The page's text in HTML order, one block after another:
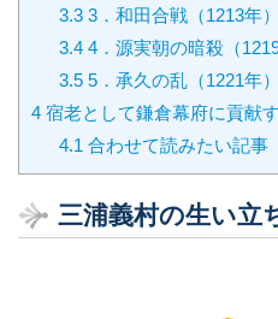
3.33．和田合戦（1213年）
3.44．源実朝の暗殺（1219
3.55．承久の乱（1221年）
4 宿老として鎌倉幕府に貢献
4.1 合わせて読みたい記事
三浦義村の生い立